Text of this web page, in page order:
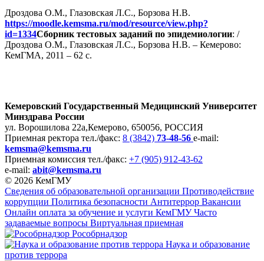
Дроздова О.М., Глазовская Л.С., Борзова Н.В.
https://moodle.kemsma.ru/mod/resource/view.php?
id=1334Сборник тестовых заданий по эпидемиологии: /
Дроздова О.М., Глазовская Л.С., Борзова Н.В. – Кемерово:
КемГМА, 2011 – 62 с.
Кемеровский Государственный Медицинский Университет
Минздрава России
ул. Ворошилова 22а,Кемерово, 650056, РОССИЯ
Приемная ректора тел./факс: 8 (3842) 73-48-56 e-mail:
kemsma@kemsma.ru
Приемная комиссия тел./факс: +7 (905) 912-43-62
e-mail: abit@kemsma.ru
© 2026 КемГМУ
Сведения об образовательной организации Противодействие
коррупции Политика безопасности Антитеррор Вакансии
Онлайн оплата за обучение и услуги КемГМУ Часто
задаваемые вопросы Виртуальная приемная
Рособрнадзор
Наука и образование
против террора